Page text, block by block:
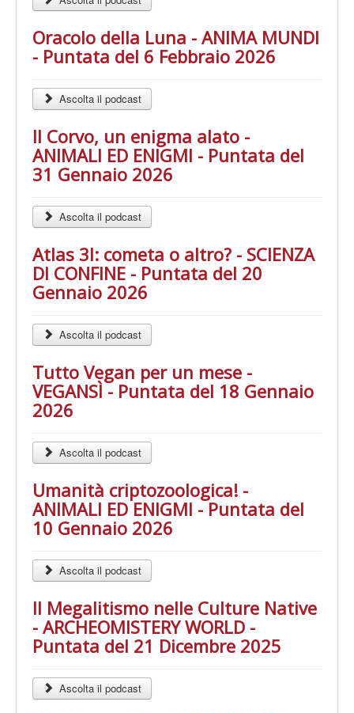
Oracolo della Luna - ANIMA MUNDI
- Puntata del 6 Febbraio 2026
Ascolta il podcast
Il Corvo, un enigma alato -
ANIMALI ED ENIGMI - Puntata del
31 Gennaio 2026
Ascolta il podcast
Atlas 3I: cometa o altro? - SCIENZA
DI CONFINE - Puntata del 20
Gennaio 2026
Ascolta il podcast
Tutto Vegan per un mese -
VEGANSÌ - Puntata del 18 Gennaio
2026
Ascolta il podcast
Umanità criptozoologica! -
ANIMALI ED ENIGMI - Puntata del
10 Gennaio 2026
Ascolta il podcast
Il Megalitismo nelle Culture Native
- ARCHEOMISTERY WORLD -
Puntata del 21 Dicembre 2025
Ascolta il podcast